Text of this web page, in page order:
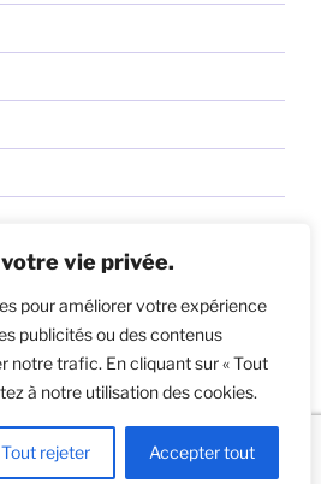
vie privée.
pour améliorer votre expérience
publicités ou des contenus
notre trafic. En cliquant sur « Tout
à notre utilisation des cookies.
Tout rejeter Accepter tout